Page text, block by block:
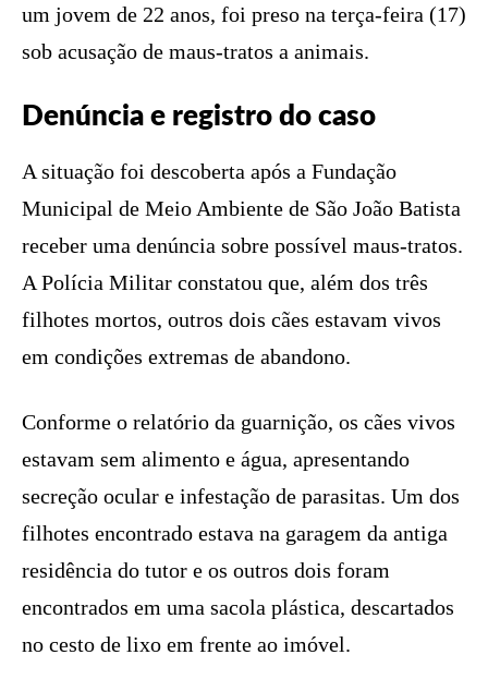
um jovem de 22 anos, foi preso na terça-feira (17)
sob acusação de maus-tratos a animais.
Denúncia e registro do caso
A situação foi descoberta após a Fundação
Municipal de Meio Ambiente de São João Batista
receber uma denúncia sobre possível maus-tratos.
A Polícia Militar constatou que, além dos três
filhotes mortos, outros dois cães estavam vivos
em condições extremas de abandono.
Conforme o relatório da guarnição, os cães vivos
estavam sem alimento e água, apresentando
secreção ocular e infestação de parasitas. Um dos
filhotes encontrado estava na garagem da antiga
residência do tutor e os outros dois foram
encontrados em uma sacola plástica, descartados
no cesto de lixo em frente ao imóvel.